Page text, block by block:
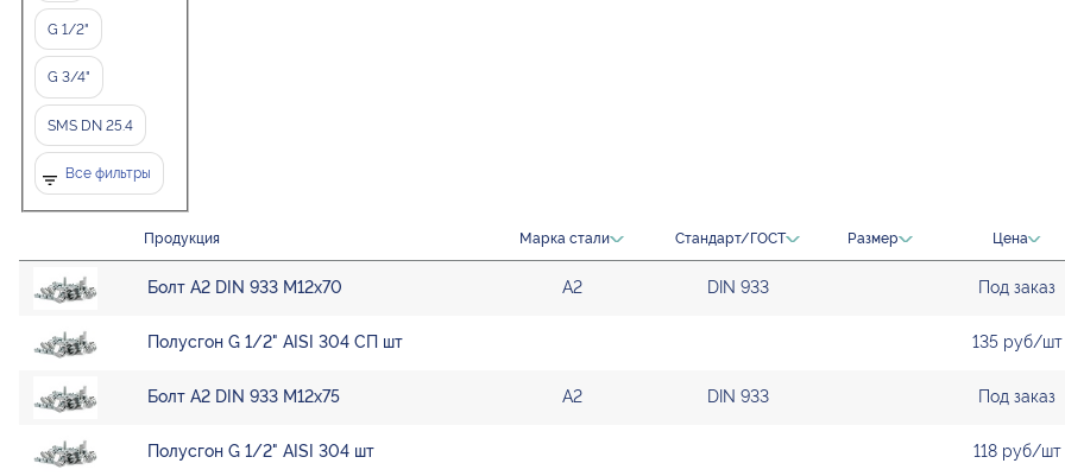
G 1/2"
G 3/4"
SMS DN 25.4
Все фильтры
Продукция Марка стали Стандарт/ГОСТ Размер Цена
Болт А2 DIN 933 М12х70 А2 DIN 933 Под заказ
Полусгон G 1/2" AISI 304 СП шт 135 руб/шт
Болт А2 DIN 933 М12х75 А2 DIN 933 Под заказ
Полусгон G 1/2" AISI 304 шт 118 руб/шт